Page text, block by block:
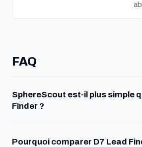
FAQ
SphereScout est-il plus simple
Finder ?
Pourquoi comparer D7 Lead